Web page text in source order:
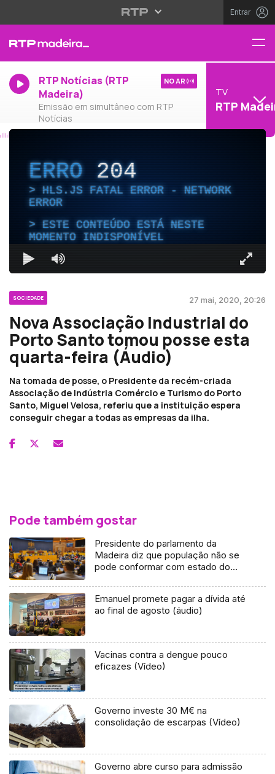
Entrar
RTP Notícias (RTP
Madeira)
Emissão em simultâneo com RTP
Notícias
NO AR
TV
RTP
ERRO204
HLS.JS FATAL ERROR - NETWORK
ERROR
ESTE CONTEÚDO ESTÁ NESTE
MOMENTO INDISPONÍVEL
SOCIEDADE 27 mai, 2020, 20:26
Nova Associação Industrial do
Porto Santo tomou posse esta
quarta-feira (Áudio)
Na tomada de posse, o Presidente da recém-criada
Associação de Indústria Comércio e Turismo do Porto
Santo, Miguel Velosa, referiu que a instituição espera
conseguir chegar a todas as empresas da ilha.
Pode também gostar
Presidente do parlamento da
Madeira diz que população não se
pode conformar com estado do
Emanuel promete pagar a dívida até
ao final de agosto (áudio)
Vacinas contra a dengue pouco
eficazes (Vídeo)
Governo investe 30 M€ na
consolidação de escarpas (Vídeo)
Governo abre curso para admissão